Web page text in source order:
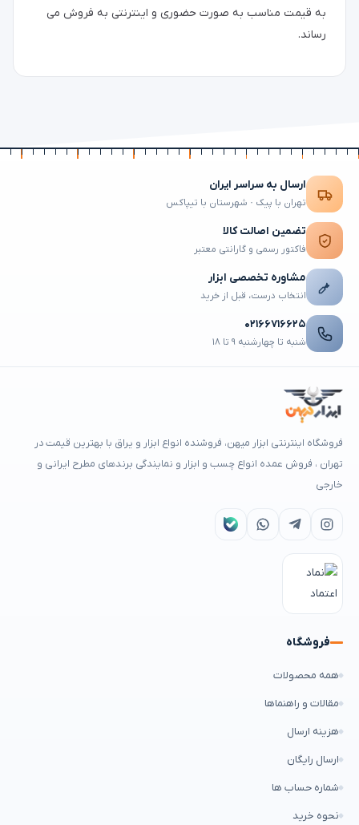
به قیمت مناسب به صورت حضوری و اینترنتی به فروش می
رساند.
ارسال به سراسر ایران
تهران با پیک · شهرستان با تیپاکس
تضمین اصالت کالا
فاکتور رسمی و گارانتی معتبر
مشاوره تخصصی ابزار
انتخاب درست، قبل از خرید
۰۲۱۶۶۷۱۶۶۲۵
شنبه تا چهارشنبه ۹ تا ۱۸
فروشگاه اینترنتی ابزار میهن، فروشنده انواع ابزار و یراق با بهترین قیمت در
تهران ، فروش عمده انواع چسب و ابزار و نمایندگی برندهای مطرح ایرانی و
خارجی
فروشگاه
همه محصولات
مقالات و راهنماها
هزینه ارسال
ارسال رایگان
شماره حساب ها
نحوه خرید